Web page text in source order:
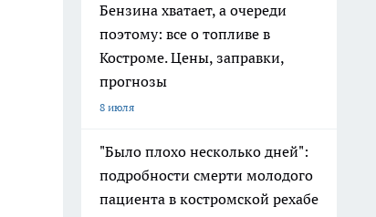
Бензина хватает, а очереди
поэтому: все о топливе в
Костроме. Цены, заправки,
прогнозы
8 июля
"Было плохо несколько дней":
подробности смерти молодого
пациента в костромской рехабе